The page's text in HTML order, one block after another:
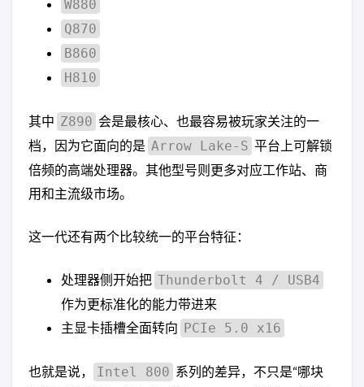
W880
Q870
B860
H810
其中 Z890 会是最核心、也最容易被玩家关注的一
档，因为它面向的是 Arrow Lake-S 平台上可解锁
倍频的高端处理器。其他型号则更多对应工作站、商
用和主流级市场。
这一代还有两个比较统一的平台特征：
处理器侧开始把 Thunderbolt 4 / USB4
作为更标准化的能力带进来
主显卡插槽全面转向 PCIe 5.0 x16
也就是说， Intel 800 系列的差异，不只是“哪块